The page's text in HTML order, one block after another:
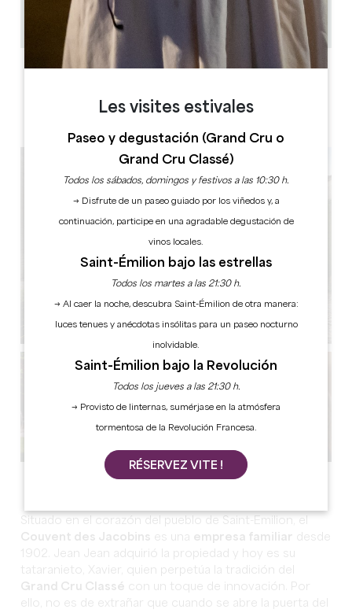
Ver todas las fotos
Situado en el corazón del pueblo de Saint-Emilion, el
Couvent des Jacobins es una empresa familiar desde
1902. Jean Jean adquirió la propiedad y hoy es su
tataranieto, Xavier, quien perpetúa la tradición del
Grand Cru Classé con un toque de innovación. Por
ello, no es de extrañar que cuando se abre la puerta del
1h à 2h30
Copiar código GPS
ETIQUETAS
Les visites estivales
Paseo y degustación (Grand Cru o
Grand Cru Classé)
Todos los sábados, domingos y festivos a las 10:30 h.
→ Disfrute de un paseo guiado por los viñedos y, a
continuación, participe en una agradable degustación de
vinos locales.
Saint-Émilion bajo las estrellas
Todos los martes a las 21:30 h.
→ Al caer la noche, descubra Saint-Émilion de otra manera:
luces tenues y anécdotas insólitas para un paseo nocturno
inolvidable.
Saint-Émilion bajo la Revolución
Todos los jueves a las 21:30 h.
→ Provisto de linternas, sumérjase en la atmósfera
tormentosa de la Revolución Francesa.
RÉSERVEZ VITE !